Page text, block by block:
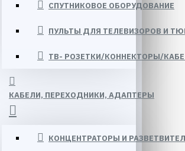
СПУТНИКОВОЕ ОБОРУДОВАНИЕ
ПУЛЬТЫ ДЛЯ ТЕЛЕВИЗОРОВ И
ТВ- РОЗЕТКИ/КОННЕКТОРЫ/
КАБЕЛИ, ПЕРЕХОДНИКИ, АДАПТЕРЫ
КОНЦЕНТРАТОРЫ И